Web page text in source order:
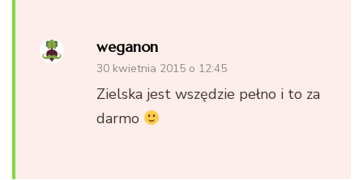
weganon
30 kwietnia 2015 o 12:45
Zielska jest wszędzie pełno i to za
darmo